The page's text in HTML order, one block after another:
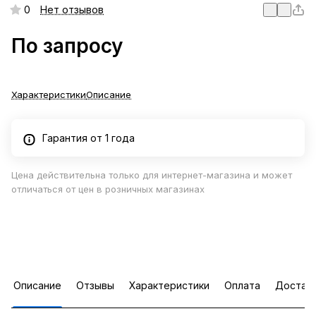
0 Нет отзывов
По запросу
ХарактеристикиОписание
Гарантия от 1 года
Цена действительна только для интернет-магазина и может
отличаться от цен в розничных магазинах
Описание Отзывы Характеристики Оплата